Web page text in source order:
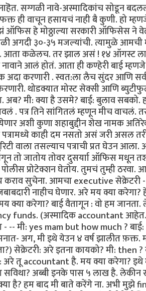
सग्गळी नावे-अस्मादिकांच सोडून
ही वाचून हसायचं नाही बै कुणी. हो
ऑफिस हे मोठ्ठाल्या सरकारी ऑफिसेस
३०-३५ मजल्यांची. त्यामुळे आमची
आता कळेलच. तर झाल असं ! १४ ऑगस्ट
आलं होतं. आता ही कण्हेरी बाई
अदा करणारी . स्वत:ला लैच सुंदर आणि
थोडक्यात मोस्ट सेक्सी आणि
अब? मी: क्या है उसमे? बाई: बुलाव
. पत्र तिने सांगितलं म्हणून मीच वाचलं.
अशी कुणा शहाबुद्दीन शेख नामक
काही दम नसतो असं जरी असल
वाला तसल्याच पत्राची प्रत घेउन आला.
जातोय तोवर दुसर्याा ऑफिस मधून
पोलीस प्रोटेक्शन घेतोय. तुमचं तुम्ही
कराव सुचेना. आमचा executive सेक्रेटरी -
नाहीच घेणार. अरे मय क्या करेगा?
क्या करेगा? बाई वैतागून : वो हम
funds. (अस्मादिक accountant आहेत.
- -- मी: yes mam but how much ?
अग, मी इथे येउन ४ वर्ष झालीत फ़क्त.
अरे इतना कायको? मी: then ?
तू accountant है. मय क्या करेगा? इथे
अब्बी इनके पास ५ लाख है. लेकीन
है? हम बाद मी बाते करेंगे ना. अभी मुझे